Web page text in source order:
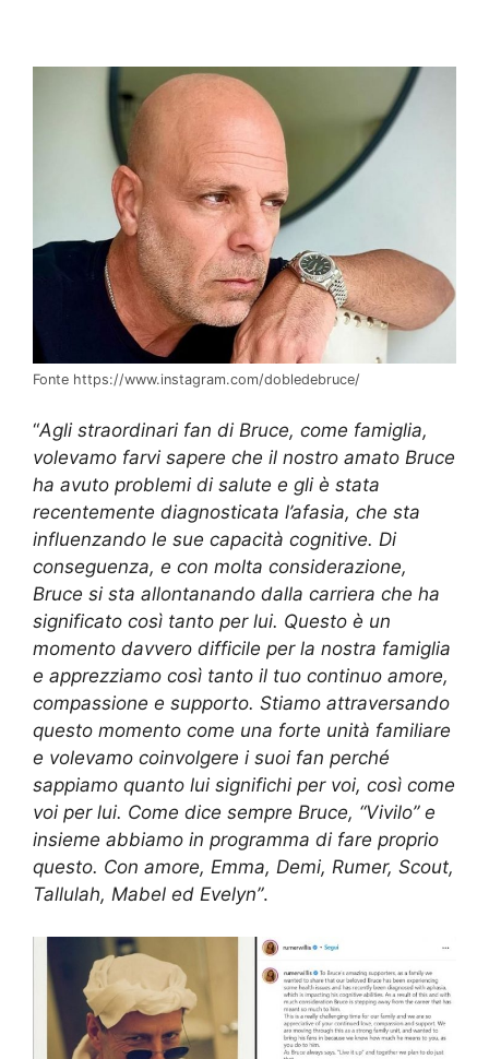
Fonte https://www.instagram.com/dobledebruce/
“Agli straordinari fan di Bruce, come famiglia,
volevamo farvi sapere che il nostro amato Bruce
ha avuto problemi di salute e gli è stata
recentemente diagnosticata l’afasia, che sta
influenzando le sue capacità cognitive. Di
conseguenza, e con molta considerazione,
Bruce si sta allontanando dalla carriera che ha
significato così tanto per lui. Questo è un
momento davvero difficile per la nostra famiglia
e apprezziamo così tanto il tuo continuo amore,
compassione e supporto. Stiamo attraversando
questo momento come una forte unità familiare
e volevamo coinvolgere i suoi fan perché
sappiamo quanto lui significhi per voi, così come
voi per lui. Come dice sempre Bruce, “Vivilo” e
insieme abbiamo in programma di fare proprio
questo. Con amore, Emma, Demi, Rumer, Scout,
Tallulah, Mabel ed Evelyn”.